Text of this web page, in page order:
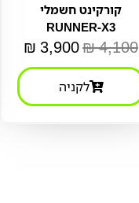
קורקינט חשמלי
RUNNER-X3
4,100
₪
3,900
₪
לקניה